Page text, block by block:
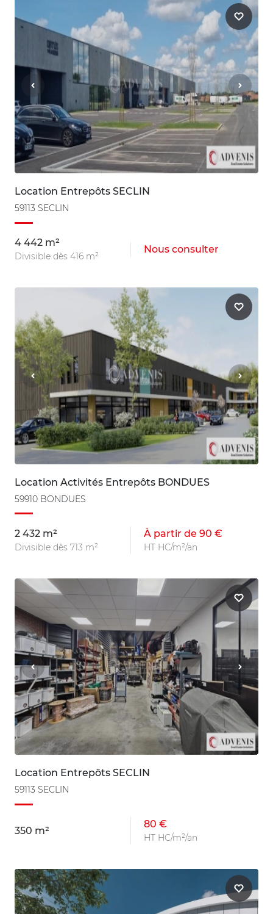
Location Entrepôts SECLIN
59113 SECLIN
4 442 m²
Divisible dès 416 m²
Nous consulter
Location Activités Entrepôts BONDUES
59910 BONDUES
2 432 m²
Divisible dès 713 m²
À partir de 90 €
HT HC/m²/an
Location Entrepôts SECLIN
59113 SECLIN
350 m²
80 €
HT HC/m²/an